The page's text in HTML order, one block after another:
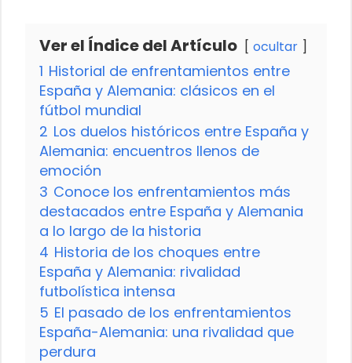
Ver el Índice del Artículo ocultar
1 Historial de enfrentamientos entre
España y Alemania: clásicos en el
fútbol mundial
2 Los duelos históricos entre España y
Alemania: encuentros llenos de
emoción
3 Conoce los enfrentamientos más
destacados entre España y Alemania
a lo largo de la historia
4 Historia de los choques entre
España y Alemania: rivalidad
futbolística intensa
5 El pasado de los enfrentamientos
España-Alemania: una rivalidad que
perdura